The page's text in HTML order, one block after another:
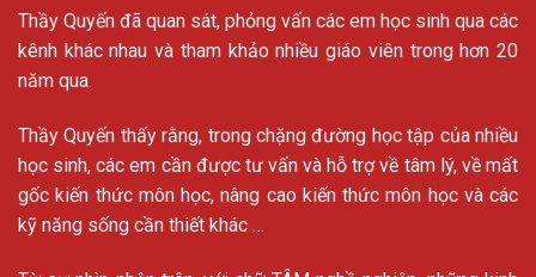
Thầy Quyến đã quan sát, phỏng vấn các em học sinh qua các
kênh khác nhau và tham khảo nhiều giáo viên trong hơn 20
năm qua.
Thầy Quyến thấy rằng, trong chặng đường học tập của nhiều
học sinh, các em cần được tư vấn và hỗ trợ về tâm lý, về mất
gốc kiến thức môn học, nâng cao kiến thức môn học và các
kỹ năng sống cần thiết khác …